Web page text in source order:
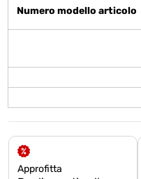
Numero modello articolo
Approfitta